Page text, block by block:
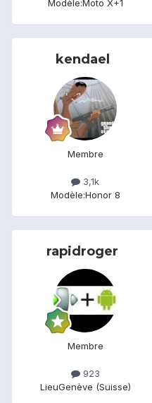
Modèle:Moto X+1
kendael
Membre
3,1k
Modèle:Honor 8
rapidroger
Membre
923
LieuGenève (Suisse)